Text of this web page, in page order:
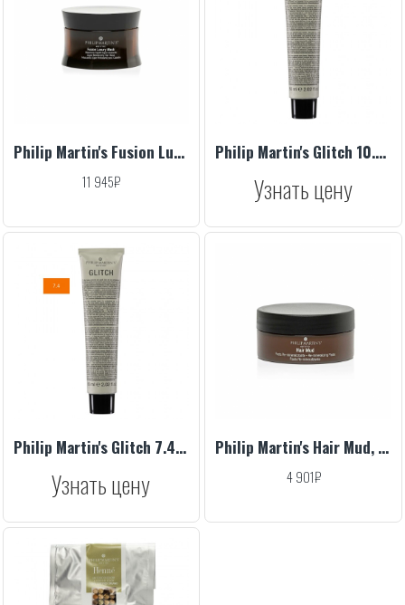
Philip Martin's Fusion Luxury Mask, 200 ml
11 945₽
Philip Martin's Glitch 10.02 60 ml
Узнать цену
Philip Martin's Glitch 7.4, 60 ml
Узнать цену
Philip Martin's Hair Mud, 75 ml
4 901₽